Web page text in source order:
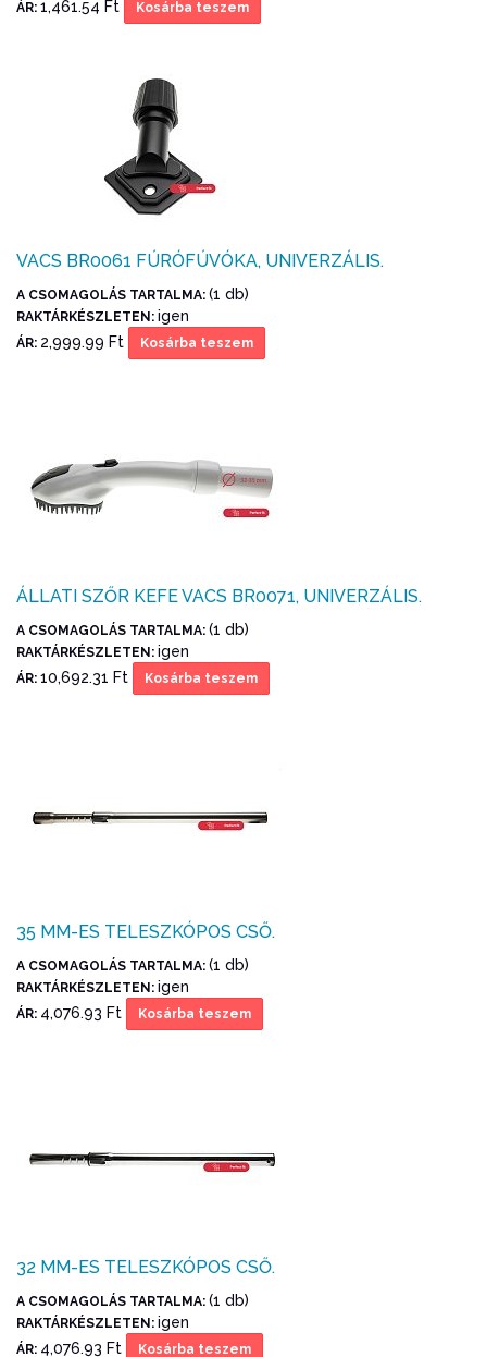
ÁR: 1,461.54 Ft Kosárba teszem
VACS BR0061 FÚRÓFÚVÓKA, UNIVERZÁLIS.
A CSOMAGOLÁS TARTALMA: (1 db)
RAKTÁRKÉSZLETEN: igen
ÁR: 2,999.99 Ft Kosárba teszem
ÁLLATI SZŐR KEFE VACS BR0071, UNIVERZÁLIS.
A CSOMAGOLÁS TARTALMA: (1 db)
RAKTÁRKÉSZLETEN: igen
ÁR: 10,692.31 Ft Kosárba teszem
35 MM-ES TELESZKÓPOS CSŐ.
A CSOMAGOLÁS TARTALMA: (1 db)
RAKTÁRKÉSZLETEN: igen
ÁR: 4,076.93 Ft Kosárba teszem
32 MM-ES TELESZKÓPOS CSŐ.
A CSOMAGOLÁS TARTALMA: (1 db)
RAKTÁRKÉSZLETEN: igen
ÁR: 4,076.93 Ft Kosárba teszem